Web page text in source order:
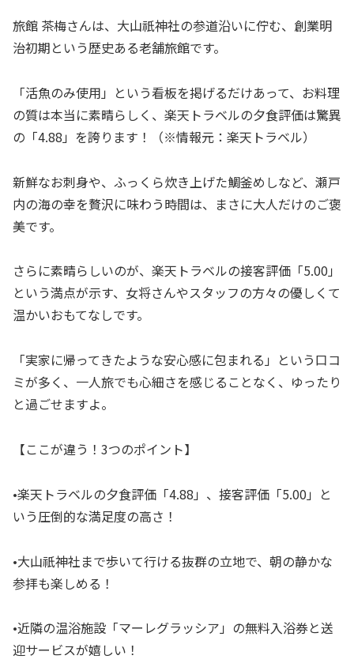
旅館 茶梅さんは、大山祇神社の参道沿いに佇む、創業明
治初期という歴史ある老舗旅館です。
「活魚のみ使用」という看板を掲げるだけあって、お料理
の質は本当に素晴らしく、楽天トラベルの夕食評価は驚異
の「4.88」を誇ります！（※情報元：楽天トラベル）
新鮮なお刺身や、ふっくら炊き上げた鯛釜めしなど、瀬戸
内の海の幸を贅沢に味わう時間は、まさに大人だけのご褒
美です。
さらに素晴らしいのが、楽天トラベルの接客評価「5.00」
という満点が示す、女将さんやスタッフの方々の優しくて
温かいおもてなしです。
「実家に帰ってきたような安心感に包まれる」という口コ
ミが多く、一人旅でも心細さを感じることなく、ゆったり
と過ごせますよ。
【ここが違う！3つのポイント】
•楽天トラベルの夕食評価「4.88」、接客評価「5.00」と
いう圧倒的な満足度の高さ！
•大山祇神社まで歩いて行ける抜群の立地で、朝の静かな
参拝も楽しめる！
•近隣の温浴施設「マーレグラッシア」の無料入浴券と送
迎サービスが嬉しい！